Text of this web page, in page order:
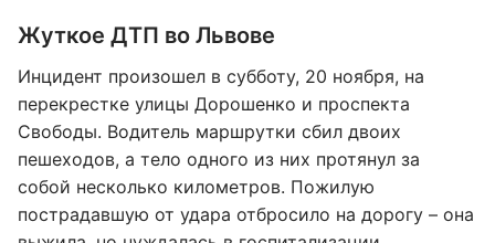
Жуткое ДТП во Львове
Инцидент произошел в субботу, 20 ноября, на
перекрестке улицы Дорошенко и проспекта
Свободы. Водитель маршрутки сбил двоих
пешеходов, а тело одного из них протянул за
собой несколько километров. Пожилую
пострадавшую от удара отбросило на дорогу – она